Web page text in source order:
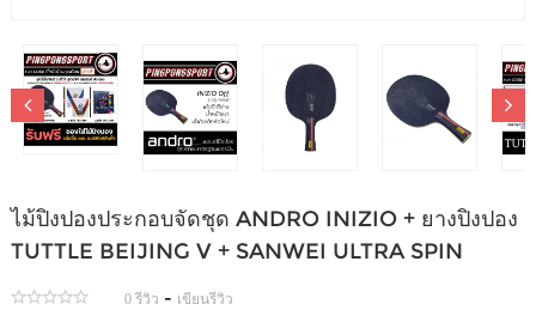
ไม้ปิงปองประกอบจัดชุด ANDRO INIZIO + ยางปิงปอง
TUTTLE BEIJING V + SANWEI ULTRA SPIN
0 รีวิว - เขียนรีวิว